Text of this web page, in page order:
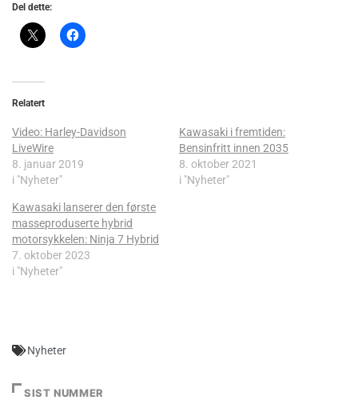
Del dette:
Relatert
Video: Harley-Davidson
LiveWire
8. januar 2019
i "Nyheter"
Kawasaki i fremtiden:
Bensinfritt innen 2035
8. oktober 2021
i "Nyheter"
Kawasaki lanserer den første
masseproduserte hybrid
motorsykkelen: Ninja 7 Hybrid
7. oktober 2023
i "Nyheter"
Nyheter
SIST NUMMER